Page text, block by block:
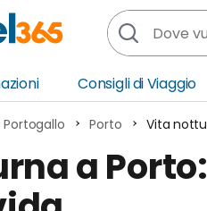
America
Consigli di Viaggio
Portogallo Porto Vita
a